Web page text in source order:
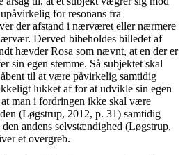
for resonans fra
der afstand i nærværet eller nærmere
Derved bibeholdes billedet af
hævder Rosa som nævnt, at en der er
sin egen stemme. Så subjektet skal
til at være påvirkelig samtidig
lukket af for at udvikle sin egen
man i fordringen ikke skal være
(Løgstrup, 2012, p. 31) samtidig
den andens selvstændighed (Løgstrup,
et overgreb.